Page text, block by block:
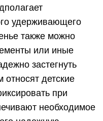
удерживающего
также можно
или иные
застегнуть
относят детские
при
необходимое